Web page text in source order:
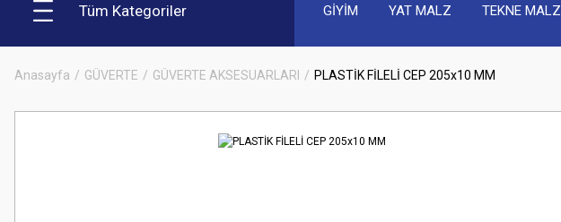
Tüm Kategoriler GİYİM YAT MALZ TEKNE MALZ
Anasayfa GÜVERTE GÜVERTE AKSESUARLARI PLASTİK FİLELİ CEP 205x10 MM